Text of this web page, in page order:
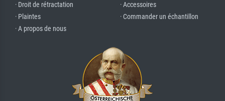
· Droit de rétractation
· Plaintes
· A propos de nous
· Accessoires
· Commander un échantillon